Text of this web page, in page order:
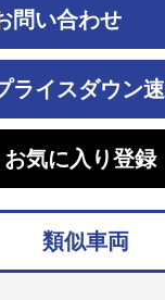
問い合わ
ライスダウン
お気に入り
類似車両